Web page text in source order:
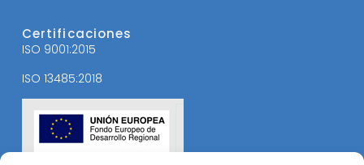
Certificaciones
ISO 9001:2015
ISO 13485:2018